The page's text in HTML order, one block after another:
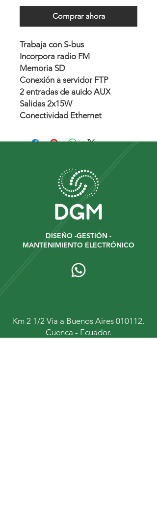
Comprar ahora
Trabaja con S-bus
Incorpora radio FM
Memoria SD
Conexión a servidor FTP
2 entradas de auido AUX
Salidas 2x15W
Conectividad Ethernet
DISEÑO -GESTIÓN -
MANTENIMIENTO ELECTRÓNICO
Km 2 1/2 Vía a Buenos Aires 010112.
Cuenca - Ecuador.